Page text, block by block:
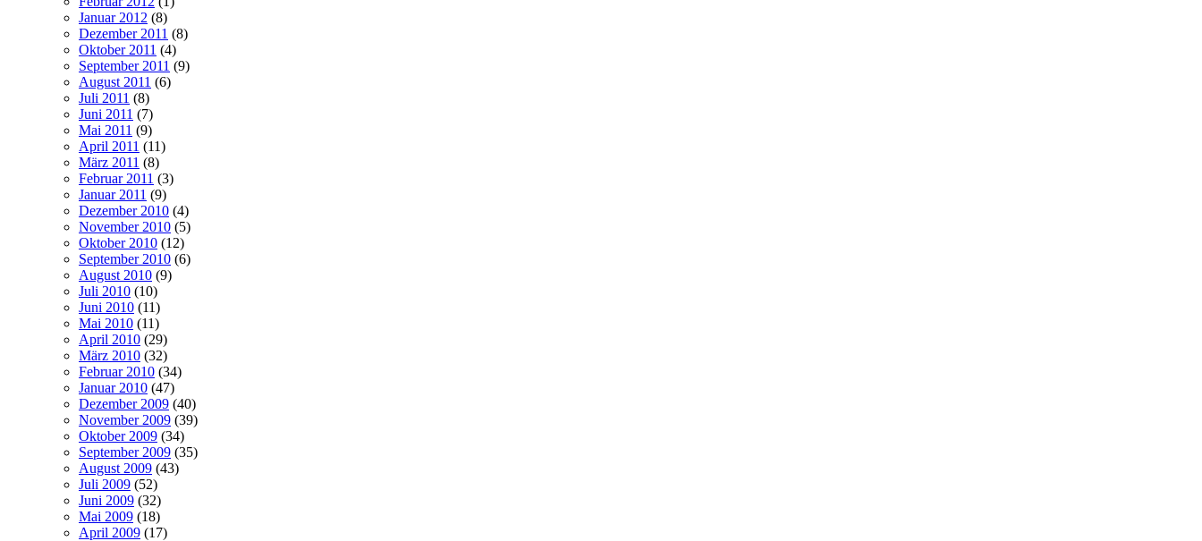
Januar 2012 (8)
Dezember 2011 (8)
Oktober 2011 (4)
September 2011 (9)
August 2011 (6)
Juli 2011 (8)
Juni 2011 (7)
Mai 2011 (9)
April 2011 (11)
März 2011 (8)
Februar 2011 (3)
Januar 2011 (9)
Dezember 2010 (4)
November 2010 (5)
Oktober 2010 (12)
September 2010 (6)
August 2010 (9)
Juli 2010 (10)
Juni 2010 (11)
Mai 2010 (11)
April 2010 (29)
März 2010 (32)
Februar 2010 (34)
Januar 2010 (47)
Dezember 2009 (40)
November 2009 (39)
Oktober 2009 (34)
September 2009 (35)
August 2009 (43)
Juli 2009 (52)
Juni 2009 (32)
Mai 2009 (18)
April 2009 (17)